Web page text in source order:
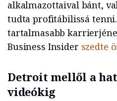
alkalmazottaival bánt,
tudta profitábilissá
tartalmasabb
Business Insider szedte
Detroit mellől a
videókig